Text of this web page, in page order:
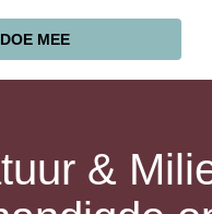
MEE
&